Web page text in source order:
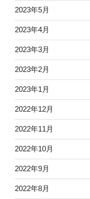
2023年5月
2023年4月
2023年3月
2023年2月
2023年1月
2022年12月
2022年11月
2022年10月
2022年9月
2022年8月